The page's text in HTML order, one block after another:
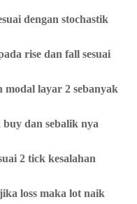
dengan stochastik
rise dan fall sesuai
modal layar 2 sebanyak
buy dan sebalik nya
2 tick kesalahan
loss maka lot naik